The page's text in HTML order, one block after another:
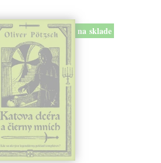
na sklade